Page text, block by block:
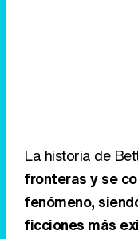
La historia de
fronteras y se
fenómeno,
ficciones más